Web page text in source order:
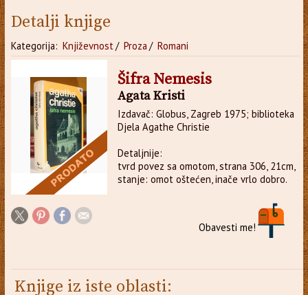
Detalji knjige
Kategorija: Književnost/ Proza/ Romani
Šifra Nemesis
Agata Kristi
Izdavač: Globus, Zagreb 1975; biblioteka
Djela Agathe Christie
Detaljnije:
tvrd povez sa omotom, strana 306, 21cm,
stanje: omot oštećen, inače vrlo dobro.
Obavesti me!
Knjige iz iste oblasti: